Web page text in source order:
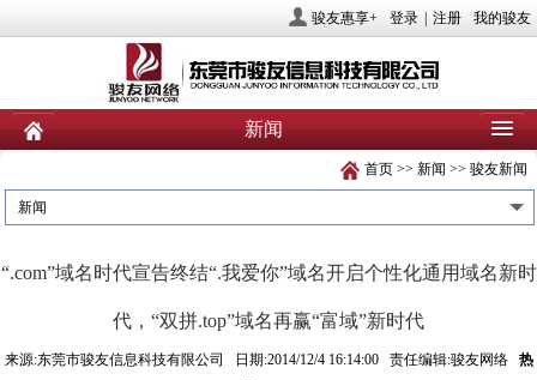
骏友惠享+ 登录 注册 我的骏友
新闻
新闻
产品 业务服务 社会责任
人力资源 投资者关系 联系我们
首页 >> 新闻 >> 骏友新闻
新闻
“.com”域名时代宣告终结“.我爱你”域名开启个性化通用域名新时
代，“双拼.top”域名再赢“富域”新时代
来源:东莞市骏友信息科技有限公司 日期:2014/12/4 16:14:00 责任编辑:骏友网络 热